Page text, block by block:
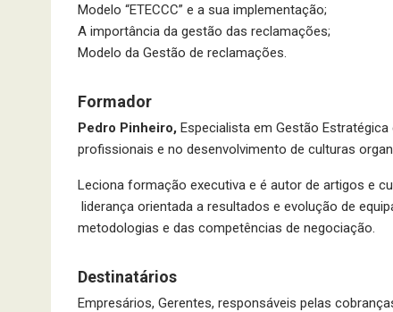
Modelo “ETECCC” e a sua implementação;
A importância da gestão das reclamações;
Modelo da Gestão de reclamações.
Formador
Pedro Pinheiro, Especialista em Gestão
profissionais e no desenvolvimento de culturas
Leciona formação executiva e é autor de artigos e
liderança orientada a resultados e evolução de
metodologias e das competências de negociação.
Destinatários
Empresários, Gerentes, responsáveis pelas